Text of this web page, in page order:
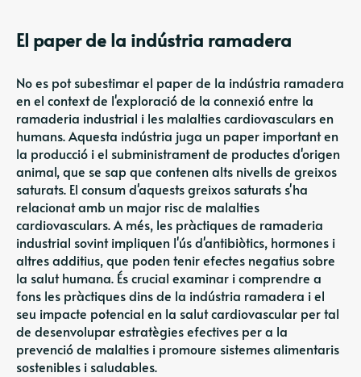
El paper de la indústria ramadera
No es pot subestimar el paper de la indústria ramadera
en el context de l'exploració de la connexió entre la
ramaderia industrial i les malalties cardiovasculars en
humans. Aquesta indústria juga un paper important en
la producció i el subministrament de productes d'origen
animal, que se sap que contenen alts nivells de greixos
saturats. El consum d'aquests greixos saturats s'ha
relacionat amb un major risc de malalties
cardiovasculars. A més, les pràctiques de ramaderia
industrial sovint impliquen l'ús d'antibiòtics, hormones i
altres additius, que poden tenir efectes negatius sobre
la salut humana. És crucial examinar i comprendre a
fons les pràctiques dins de la indústria ramadera i el
seu impacte potencial en la salut cardiovascular per tal
de desenvolupar estratègies efectives per a la
prevenció de malalties i promoure sistemes alimentaris
sostenibles i saludables.